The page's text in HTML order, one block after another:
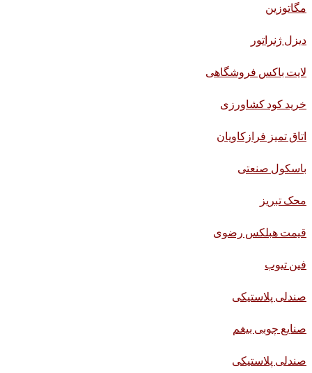
مگاتوزین
دیزل ژنراتور
لایت باکس فروشگاهی
خرید کود کشاورزی
اتاق تمیز فرازکاویان
باسکول صنعتی
محک تبریز
قیمت هبلکس رضوی
فین تیوب
صندلی پلاستیکی
صنایع چوبی بیغم
صندلی پلاستیکی